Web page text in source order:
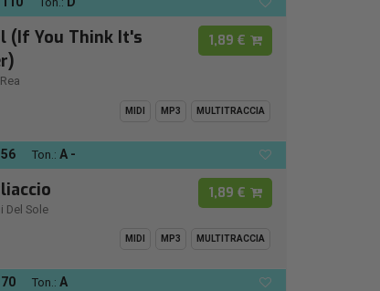
(If You Think It's
1,89 €
MIDI MP3 MULTITRACCIA
56 Ton.: A -
Del Sole
1,89 €
MIDI MP3 MULTITRACCIA
70 Ton.: A